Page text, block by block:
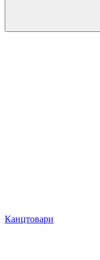
Канцтовари